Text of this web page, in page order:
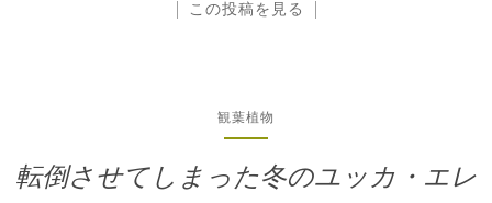
この投稿を見る
観葉植物
転倒させてしまった冬のユッカ・エレ